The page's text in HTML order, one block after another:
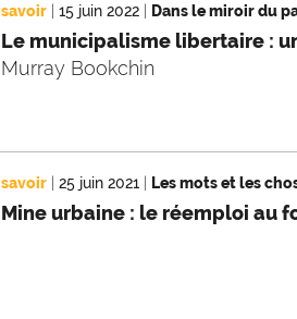
savoir 15 juin 2022 Dans le miroir du
Le municipalisme libertaire :
Murray Bookchin
savoir 25 juin 2021 Les mots et les
Mine urbaine : le réemploi au